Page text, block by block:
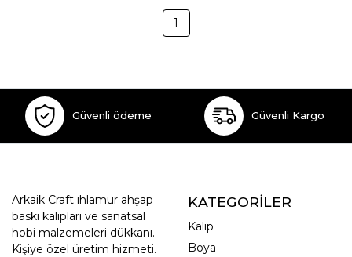
1
Güvenli ödeme Güvenli Kargo
Arkaik Craft ıhlamur ahşap
baskı kalıpları ve sanatsal
hobi malzemeleri dükkanı.
Kişiye özel üretim hizmeti.
KATEGORİLER
Kalıp
Boya